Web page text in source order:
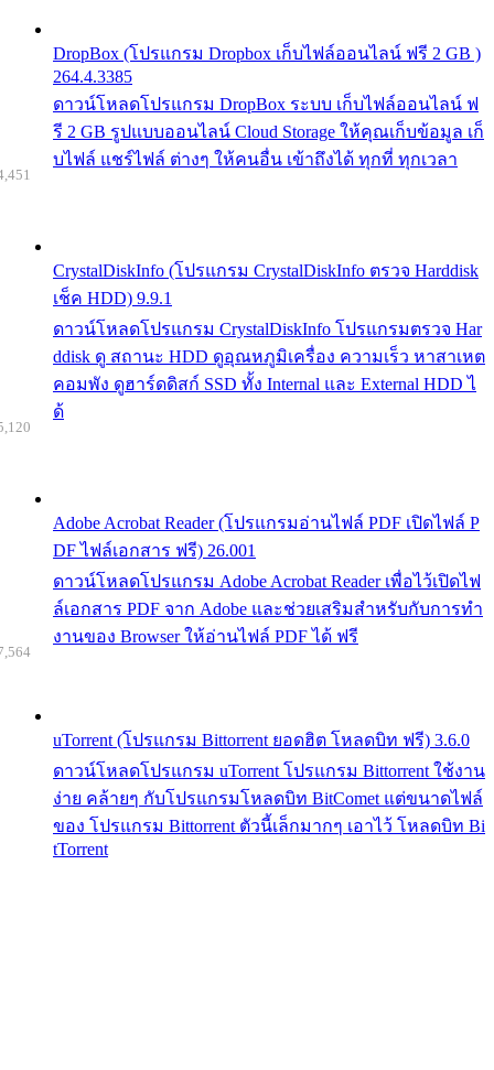
DropBox (โปรแกรม Dropbox เก็บไฟล์ออนไลน์ ฟรี 2 GB )
264.4.3385
ดาวน์โหลดโปรแกรม DropBox ระบบ เก็บไฟล์ออนไลน์ ฟ
รี 2 GB รูปแบบออนไลน์ Cloud Storage ให้คุณเก็บข้อมูล เก็
บไฟล์ แชร์ไฟล์ ต่างๆ ให้คนอื่น เข้าถึงได้ ทุกที่ ทุกเวลา
CrystalDiskInfo (โปรแกรม CrystalDiskInfo ตรวจ Harddisk
เช็ค HDD) 9.9.1
ดาวน์โหลดโปรแกรม CrystalDiskInfo โปรแกรมตรวจ Har
ddisk ดู สถานะ HDD ดูอุณหภูมิเครื่อง ความเร็ว หาสาเหต
คอมพัง ดูฮาร์ดดิสก์ SSD ทั้ง Internal และ External HDD ไ
ด้
Adobe Acrobat Reader (โปรแกรมอ่านไฟล์ PDF เปิดไฟล์ P
DF ไฟล์เอกสาร ฟรี) 26.001
ดาวน์โหลดโปรแกรม Adobe Acrobat Reader เพื่อไว้เปิดไฟ
ล์เอกสาร PDF จาก Adobe และช่วยเสริมสำหรับกับการทำ
งานของ Browser ให้อ่านไฟล์ PDF ได้ ฟรี
uTorrent (โปรแกรม Bittorrent ยอดฮิต โหลดบิท ฟรี) 3.6.0
ดาวน์โหลดโปรแกรม uTorrent โปรแกรม Bittorrent ใช้งาน
ง่าย คล้ายๆ กับโปรแกรมโหลดบิท BitComet แต่ขนาดไฟล์
ของ โปรแกรม Bittorrent ตัวนี้เล็กมากๆ เอาไว้ โหลดบิท Bi
tTorrent